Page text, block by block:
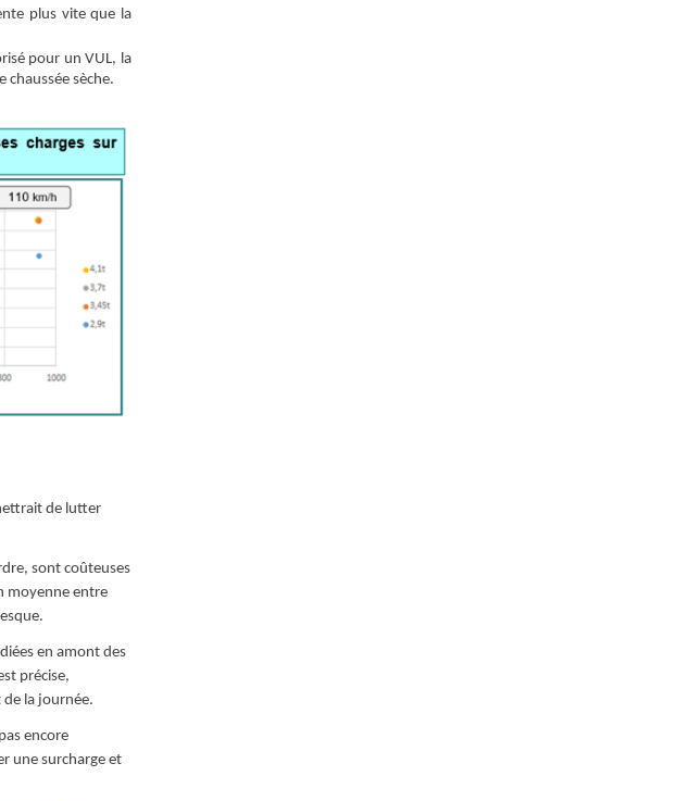
plus vite que la
pour un VUL, la
sèche.
de lutter
sont coûteuses
moyenne entre
en amont des
précise,
de la journée.
encore
une surcharge et